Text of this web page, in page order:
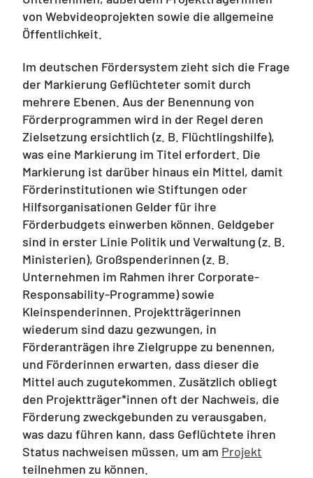
von Webvideoprojekten sowie die allgemeine
Öffentlichkeit.
Im deutschen Fördersystem zieht sich die Frage
der Markierung Geflüchteter somit durch
mehrere Ebenen. Aus der Benennung von
Förderprogrammen wird in der Regel deren
Zielsetzung ersichtlich (z. B. Flüchtlingshilfe),
was eine Markierung im Titel erfordert. Die
Markierung ist darüber hinaus ein Mittel, damit
Förderinstitutionen wie Stiftungen oder
Hilfsorganisationen Gelder für ihre
Förderbudgets einwerben können. Geldgeber
sind in erster Linie Politik und Verwaltung (z. B.
Ministerien), Großspenderinnen (z. B.
Unternehmen im Rahmen ihrer Corporate-
Responsability-Programme) sowie
Kleinspenderinnen. Projektträgerinnen
wiederum sind dazu gezwungen, in
Förderanträgen ihre Zielgruppe zu benennen,
und Förderinnen erwarten, dass dieser die
Mittel auch zugutekommen. Zusätzlich obliegt
den Projektträger*innen oft der Nachweis, die
Förderung zweckgebunden zu verausgaben,
was dazu führen kann, dass Geflüchtete ihren
Status nachweisen müssen, um am Projekt
teilnehmen zu können.